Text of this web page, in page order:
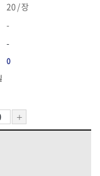
20 / 장
-
-
0